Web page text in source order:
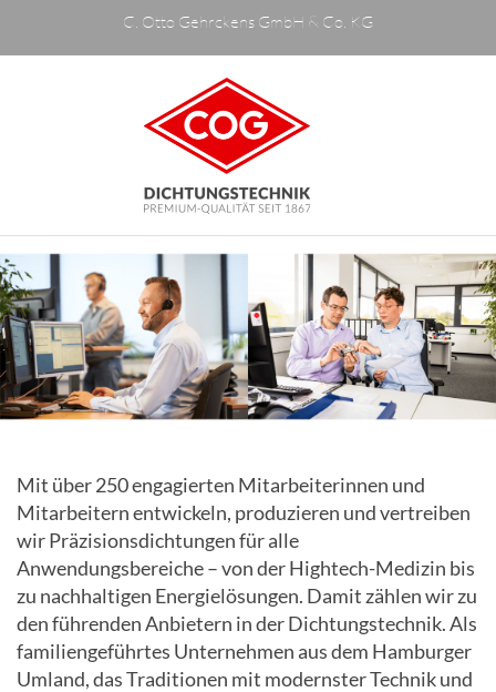
Mit über 250 engagierten Mitarbeiterinnen und
Mitarbeitern entwickeln, produzieren und vertreiben
wir Präzisionsdichtungen für alle
Anwendungsbereiche – von der Hightech-Medizin bis
zu nachhaltigen Energielösungen. Damit zählen wir zu
den führenden Anbietern in der Dichtungstechnik. Als
familiengeführtes Unternehmen aus dem Hamburger
Umland, das Traditionen mit modernster Technik und